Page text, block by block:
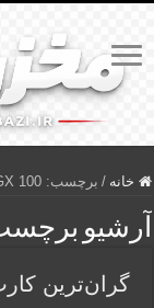
خانه / برچسب:100
آرشیو
گران‌ترین